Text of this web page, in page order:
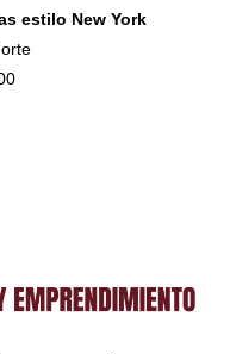
estilo New York